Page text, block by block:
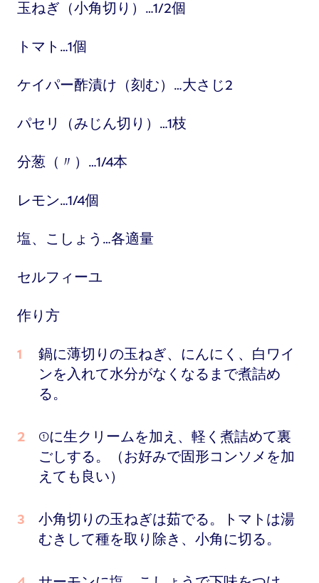
玉ねぎ（小角切り）…1/2個
トマト…1個
ケイパー酢漬け（刻む）…大さじ2
パセリ（みじん切り）…1枝
分葱（〃）…1/4本
レモン…1/4個
塩、こしょう…各適量
セルフィーユ
作り方
鍋に薄切りの玉ねぎ、にんにく、白ワイ
ンを入れて水分がなくなるまで煮詰め
る。
①に生クリームを加え、軽く煮詰めて裏
ごしする。（お好みで固形コンソメを加
えても良い）
小角切りの玉ねぎは茹でる。トマトは湯
むきして種を取り除き、小角に切る。